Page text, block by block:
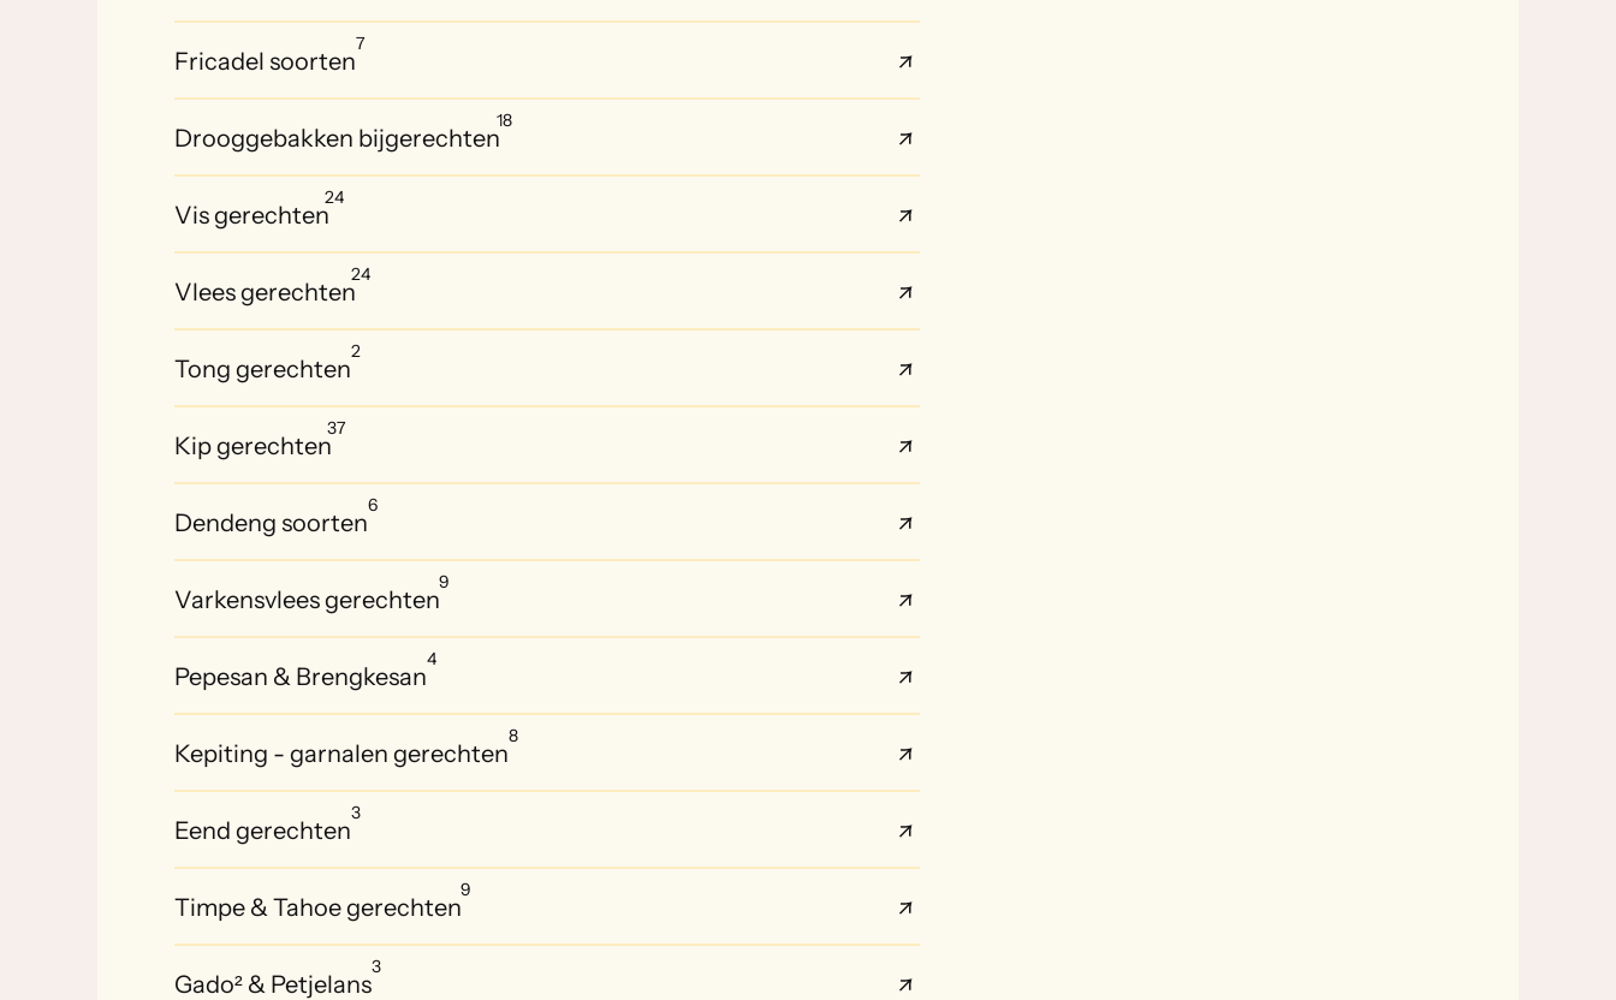
Fricadel soorten
7
Drooggebakken bijgerechten
18
Vis gerechten
24
Vlees gerechten
24
Tong gerechten
2
Kip gerechten
37
Dendeng soorten
6
Varkensvlees gerechten
9
Pepesan & Brengkesan
4
Kepiting - garnalen gerechten
8
Eend gerechten
3
Timpe & Tahoe gerechten
9
Gado² & Petjelans
3